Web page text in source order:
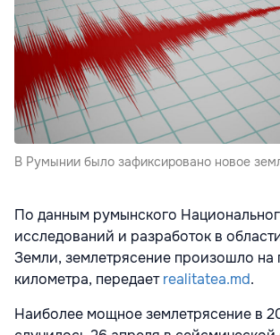
В Румынии было зафиксировано новое
По данным румынского
исследований и разработок в
Земли, землетрясение произошло на
километра, передаетrealitatea.md.
Наиболее мощное землетрясение в